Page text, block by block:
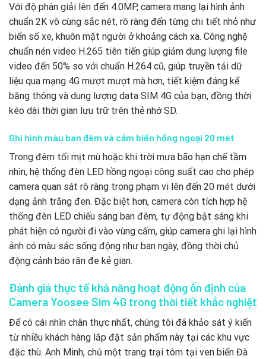
Với độ phân giải lên đến 4.0MP, camera mang lại hình ảnh
chuẩn 2K vô cùng sắc nét, rõ ràng đến từng chi tiết nhỏ như
biển số xe, khuôn mặt người ở khoảng cách xa. Công nghệ
chuẩn nén video H.265 tiên tiến giúp giảm dung lượng file
video đến 50% so với chuẩn H.264 cũ, giúp truyền tải dữ
liệu qua mạng 4G mượt mượt mà hơn, tiết kiệm đáng kể
băng thông và dung lượng data SIM 4G của bạn, đồng thời
kéo dài thời gian lưu trữ trên thẻ nhớ SD.
Ghi hình màu ban đêm và cảm biến hồng ngoại 20 mét
Trong đêm tối mịt mù hoặc khi trời mưa bão hạn chế tầm
nhìn, hệ thống đèn LED hồng ngoại công suất cao cho phép
camera quan sát rõ ràng trong phạm vi lên đến 20 mét dưới
dạng ảnh trắng đen. Đặc biệt hơn, camera còn tích hợp hệ
thống đèn LED chiếu sáng ban đêm, tự động bật sáng khi
phát hiện có người đi vào vùng cấm, giúp camera ghi lại hình
ảnh có màu sắc sống động như ban ngày, đồng thời chủ
động cảnh báo răn đe kẻ gian.
Đánh giá thực tế khả năng hoạt động ổn định của
Camera Yoosee Sim 4G trong thời tiết khắc nghiệt
Để có cái nhìn chân thực nhất, chúng tôi đã khảo sát ý kiến
từ nhiều khách hàng lắp đặt sản phẩm này tại các khu vực
đặc thù. Anh Minh, chủ một trang trại tôm tại ven biển Đà